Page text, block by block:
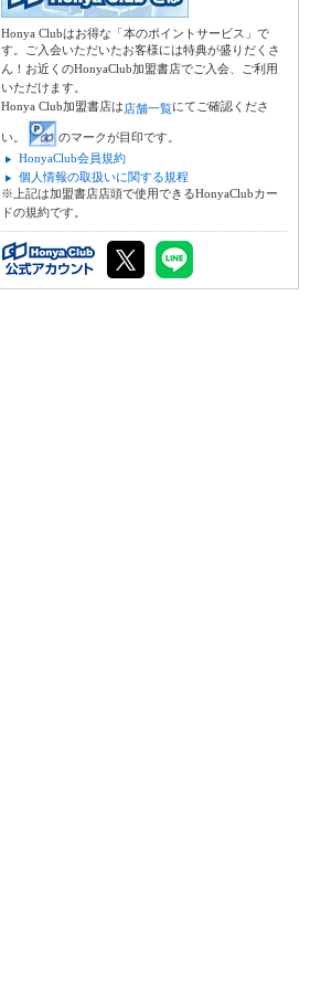
Honya Clubはお得な「本のポイントサービス」で
す。ご入会いただいたお客様には特典が盛りだくさ
ん！お近くのHonyaClub加盟書店でご入会、ご利用
いただけます。
Honya Club加盟書店は店舗一覧にてご確認くださ
い。
のマークが目印です。
HonyaClub会員規約
個人情報の取扱いに関する規程
※上記は加盟書店店頭で使用できるHonyaClubカー
ドの規約です。